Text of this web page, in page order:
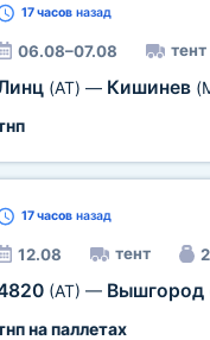
17 часовназад
06.08–07.08 тент
(AT) — Кишинев
17 часовназад
12.08 тент
(AT) — Вышгород
на паллетах